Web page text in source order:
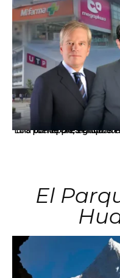
Los principales grupos empresariales del país mantienen una
El